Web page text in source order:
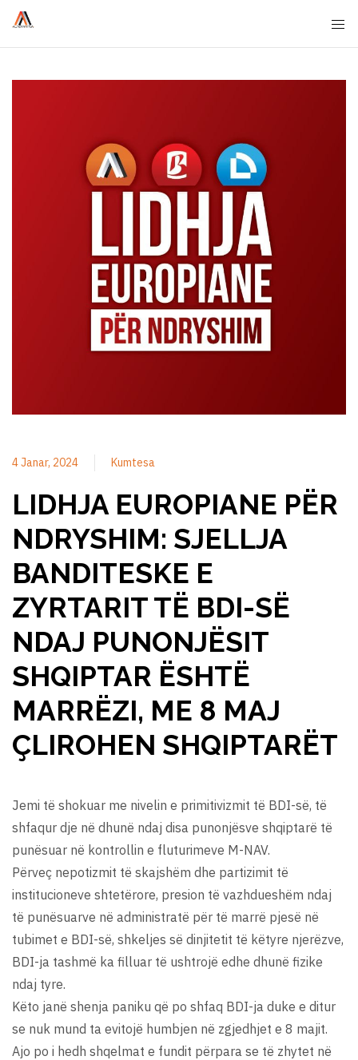
4 Janar, 2024 Kumtesa
LIDHJA EUROPIANE PËR
NDRYSHIM: SJELLJA
BANDITESKE E
ZYRTARIT TË BDI-SË
NDAJ PUNONJËSIT
SHQIPTAR ËSHTË
MARRËZI, ME 8 MAJ
ÇLIROHEN SHQIPTARËT
Jemi të shokuar me nivelin e primitivizmit të BDI-së, të
shfaqur dje në dhunë ndaj disa punonjësve shqiptarë të
punësuar në kontrollin e fluturimeve M-NAV.
Përveç nepotizmit të skajshëm dhe partizimit të
institucioneve shtetërore, presion të vazhdueshëm ndaj
të punësuarve në administratë për të marrë pjesë në
tubimet e BDI-së, shkeljes së dinjitetit të këtyre njerëzve,
BDI-ja tashmë ka filluar të ushtrojë edhe dhunë fizike
ndaj tyre.
Këto janë shenja paniku që po shfaq BDI-ja duke e ditur
se nuk mund ta evitojë humbjen në zgjedhjet e 8 majit.
Ajo po i hedh shqelmat e fundit përpara se të zhytet në